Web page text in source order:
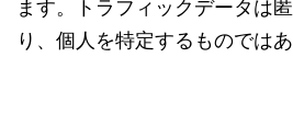
ます。トラフィックデータは
り、個人を特定するものではあ